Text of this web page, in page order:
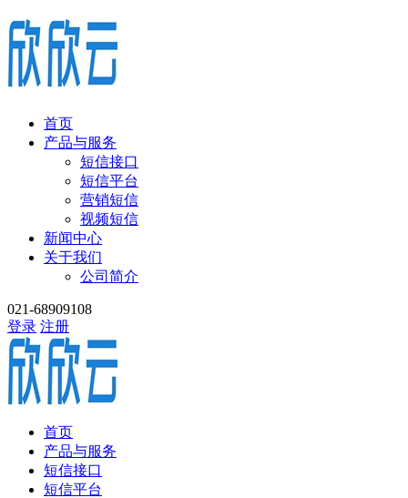
首页
产品与服务
短信接口
短信平台
营销短信
视频短信
新闻中心
关于我们
公司简介
021-68909108
登录 注册
首页
产品与服务
短信接口
短信平台